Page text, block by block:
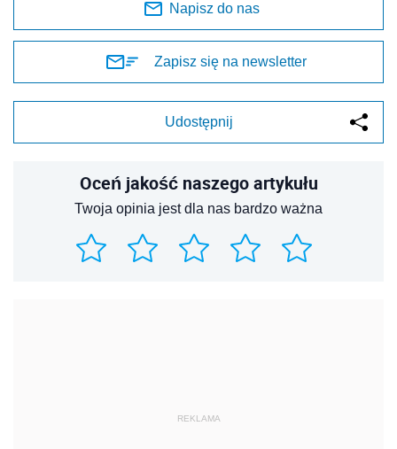
Napisz do nas
Zapisz się na newsletter
Udostępnij
Oceń jakość naszego artykułu
Twoja opinia jest dla nas bardzo ważna
REKLAMA